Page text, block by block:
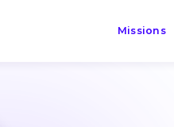
Missions